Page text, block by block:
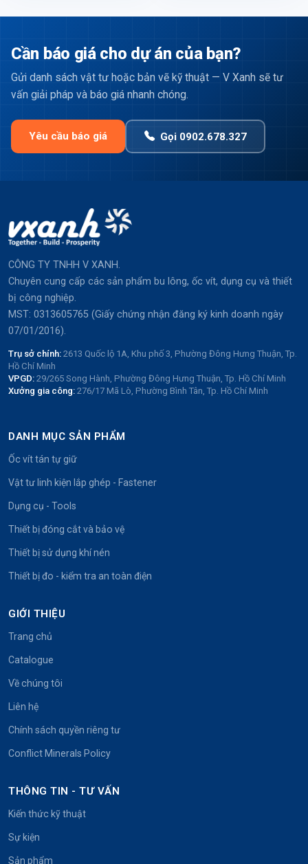
Cần báo giá cho dự án của bạn?
Gửi danh sách vật tư hoặc bản vẽ kỹ thuật — V Xanh sẽ tư
vấn giải pháp và báo giá nhanh chóng.
Yêu cầu báo giá Gọi 0902.678.327
CÔNG TY TNHH V XANH.
Chuyên cung cấp các sản phẩm bu lông, ốc vít, dụng cụ và thiết
bị công nghiệp.
MST: 0313605765 (Giấy chứng nhận đăng ký kinh doanh ngày
07/01/2016).
Trụ sở chính: 2613 Quốc lộ 1A, Khu phố 3, Phường Đông Hưng Thuận, Tp.
Hồ Chí Minh
VPGD: 29/265 Song Hành, Phường Đông Hưng Thuận, Tp. Hồ Chí Minh
Xưởng gia công: 276/17 Mã Lò, Phường Bình Tân, Tp. Hồ Chí Minh
DANH MỤC SẢN PHẨM
Ốc vít tán tự giữ
Vật tư linh kiện lắp ghép - Fastener
Dụng cụ - Tools
Thiết bị đóng cắt và bảo vệ
Thiết bị sử dụng khí nén
Thiết bị đo - kiểm tra an toàn điện
GIỚI THIỆU
Trang chủ
Catalogue
Về chúng tôi
Liên hệ
Chính sách quyền riêng tư
Conflict Minerals Policy
THÔNG TIN - TƯ VẤN
Kiến thức kỹ thuật
Sự kiện
Sản phẩm